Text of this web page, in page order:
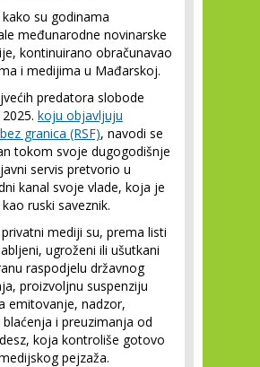
su godinama
međunarodne novinarske
kontinuirano obračunavao
i medijima u Mađarskoj.
predatora slobode
koju objavljuju
granica (RSF), navodi se
tokom svoje dugogodišnje
servis pretvorio u
kanal svoje vlade, koja je
ruski saveznik.
mediji su, prema listi
ugroženi ili ušutkani
raspodjelu državnog
proizvoljnu suspenziju
emitovanje, nadzor,
i preuzimanja od
koja kontroliše gotovo
pejzaža.